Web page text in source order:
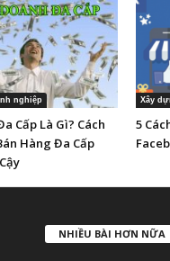
nghiệp
Cấp Là Gì? Cách
Hàng Đa Cấp
Xây
5
NHIỀU BÀI HƠN NỮA